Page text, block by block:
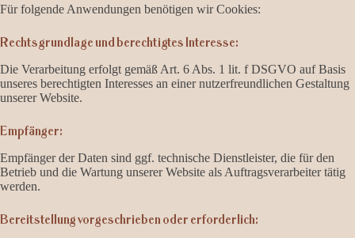
Für folgende Anwendungen benötigen wir Cookies:
Rechtsgrundlage und berechtigtes Interesse:
Die Verarbeitung erfolgt gemäß Art. 6 Abs. 1 lit. f DSGVO auf Basis
unseres berechtigten Interesses an einer nutzerfreundlichen Gestaltung
unserer Website.
Empfänger:
Empfänger der Daten sind ggf. technische Dienstleister, die für den
Betrieb und die Wartung unserer Website als Auftragsverarbeiter tätig
werden.
Bereitstellung vorgeschrieben oder erforderlich: